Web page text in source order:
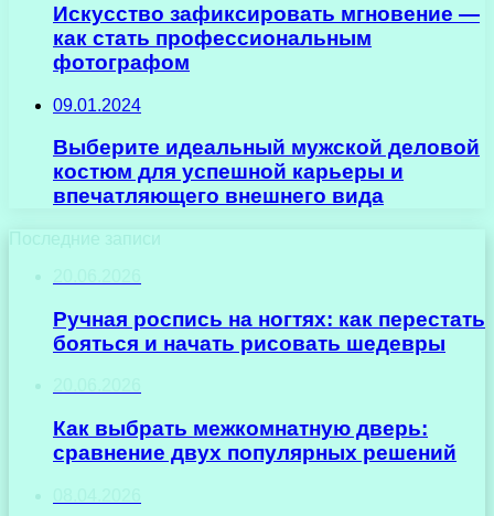
Искусство зафиксировать мгновение —
как стать профессиональным
фотографом
09.01.2024
Выберите идеальный мужской деловой
костюм для успешной карьеры и
впечатляющего внешнего вида
Последние записи
Ручная роспись на ногтях: как перестать
бояться и начать рисовать шедевры
Как выбрать межкомнатную дверь:
сравнение двух популярных решений